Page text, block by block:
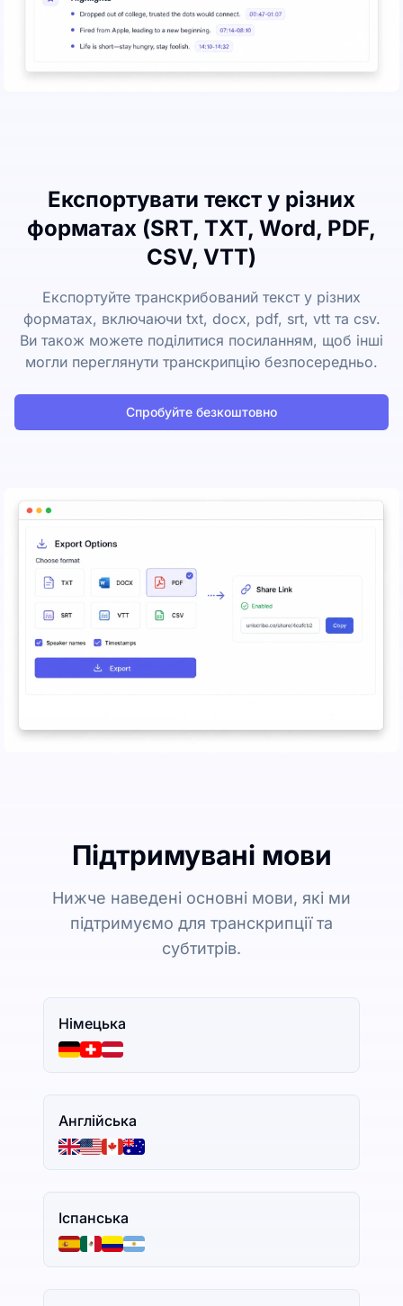
Експортувати текст у різних
форматах (SRT, TXT, Word, PDF,
CSV, VTT)
Експортуйте транскрибований текст у різних
форматах, включаючи txt, docx, pdf, srt, vtt та csv.
Ви також можете поділитися посиланням, щоб інші
могли переглянути транскрипцію безпосередньо.
Спробуйте безкоштовно
Підтримувані мови
Нижче наведені основні мови, які ми
підтримуємо для транскрипції та
субтитрів.
Німецька
Англійська
Іспанська